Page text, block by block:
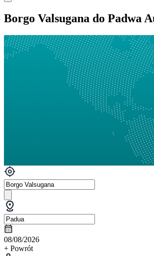
Borgo Valsugana do Padwa
08/08/2026
+ Powrót